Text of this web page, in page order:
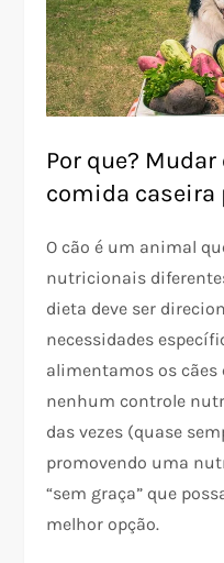
Por que?
comida caseira
O cão é um animal
nutricionais
dieta deve ser
necessidades
alimentamos os cães
nenhum controle
das vezes (quase
promovendo uma
“sem graça” que
melhor opção.